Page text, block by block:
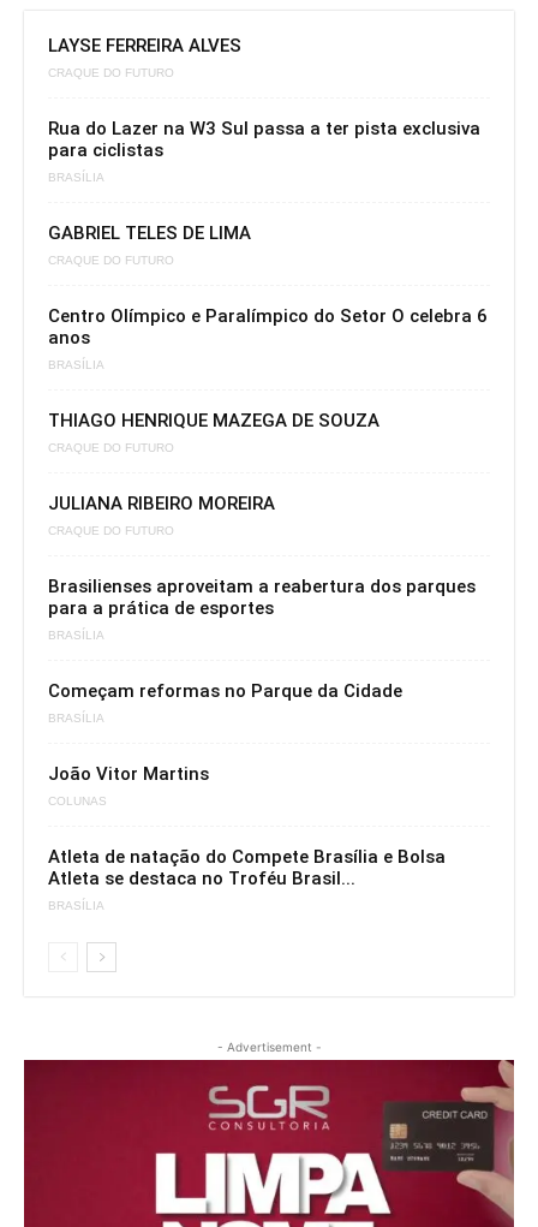
LAYSE FERREIRA ALVES
CRAQUE DO FUTURO
Rua do Lazer na W3 Sul passa a ter pista exclusiva
para ciclistas
BRASÍLIA
GABRIEL TELES DE LIMA
CRAQUE DO FUTURO
Centro Olímpico e Paralímpico do Setor O celebra 6
anos
BRASÍLIA
THIAGO HENRIQUE MAZEGA DE SOUZA
CRAQUE DO FUTURO
JULIANA RIBEIRO MOREIRA
CRAQUE DO FUTURO
Brasilienses aproveitam a reabertura dos parques
para a prática de esportes
BRASÍLIA
Começam reformas no Parque da Cidade
BRASÍLIA
João Vitor Martins
COLUNAS
Atleta de natação do Compete Brasília e Bolsa
Atleta se destaca no Troféu Brasil...
BRASÍLIA
- Advertisement -